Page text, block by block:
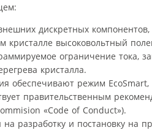
дискретных
кристалле высоковольтный
ограничение тока,
кристалла.
обеспечивают режим
правительственным
«Code of Conduct»).
разработку и постановку на